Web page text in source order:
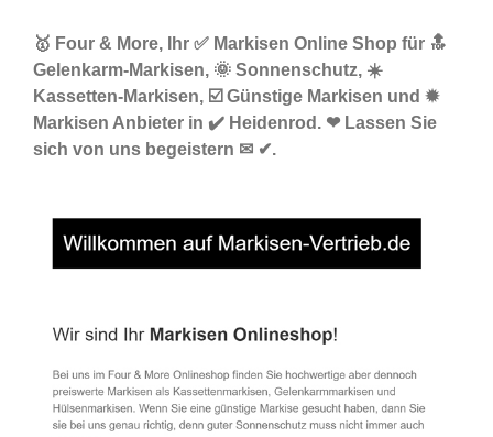
🥇 Four & More, Ihr ✅ Markisen Online Shop für 🔝
Gelenkarm-Markisen, 🌞 Sonnenschutz, ☀️
Kassetten-Markisen, ☑️ Günstige Markisen und ✹
Markisen Anbieter in ✔️ Heidenrod. ❤ Lassen Sie
sich von uns begeistern ✉ ✔.